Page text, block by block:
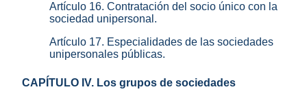
Artículo 16. Contratación del socio único con la
sociedad unipersonal.
Artículo 17. Especialidades de las sociedades
unipersonales públicas.
CAPÍTULO IV. Los grupos de sociedades